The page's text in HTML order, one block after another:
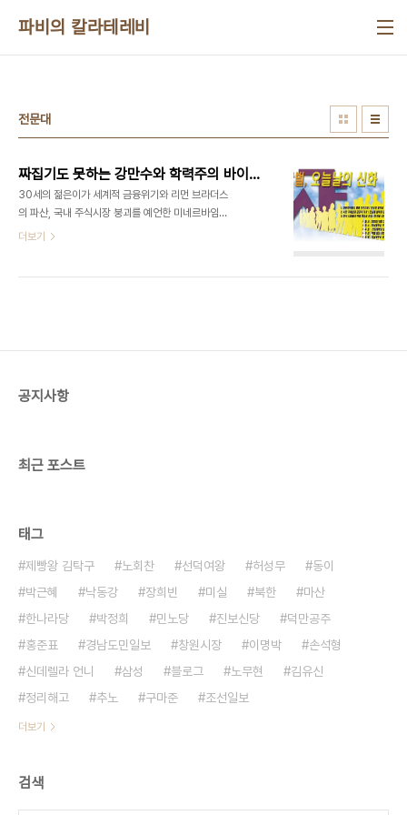
파비의 칼라테레비
전문대
짜집기도 못하는 강만수와 학력주의 바이러스
30세의 젊은이가 세계적 금융위기와 리먼 브라더스
의 파산, 국내 주식시장 붕괴를 예언한 미네르바임이
밝혀지면서 파란이 일고 있다. 아직 그가 진정한 미네
는 심각한 명예훼손의 위험성도 존재한다. 30세의
더보기
공지사항
최근 포스트
태그
제빵왕 김탁구 노회찬 선덕여왕 허성무
동이
박근혜
낙동강 장희빈 미실 북한
마산
한나라당
박정희 민노당 진보신당
덕만공주
홍준표
경남도민일보 창원시장 이명박
손석형
신데렐라 언니
삼성 블로그 노무현
김유신
정리해고
추노 구마준 조선일보
더보기
검색